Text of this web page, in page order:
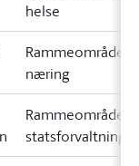
helse
Rammeområde 9
næring
Rammeområde 1
statsforvaltning